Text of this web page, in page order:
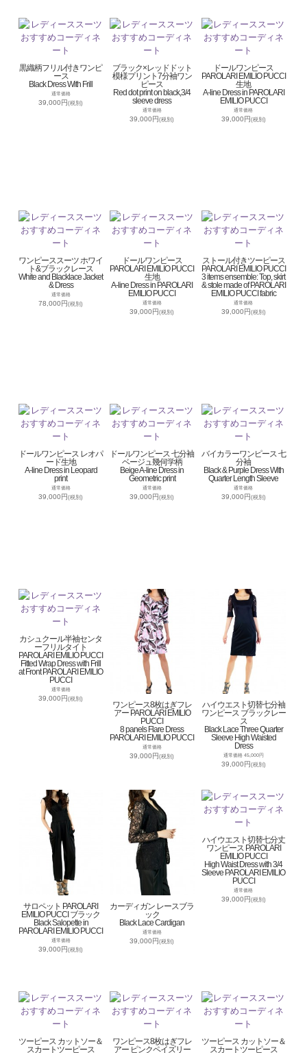
黒織柄フリル付きワンピ
ース
Black Dress With Frill
通常価格
39,000円(税別)
ブラック×レッドドット
模様プリント7分袖ワン
ピース
Red dot print on black,3/4
sleeve dress
通常価格
39,000円(税別)
ドールワンピース
PAROLARI EMILIO PUCCI
生地
A-line Dress in PAROLARI
EMILIO PUCCI
通常価格
39,000円(税別)
ワンピーススーツ ホワイ
ト&ブラックレース
White and Blacklace Jacket
& Dress
通常価格
78,000円(税別)
ドールワンピース
PAROLARI EMILIO PUCCI
生地
A-line Dress in PAROLARI
EMILIO PUCCI
通常価格
39,000円(税別)
ストール付きツーピース
PAROLARI EMILIO PUCCI
3 items ensemble: Top, skirt
& stole made of PAROLARI
EMILIO PUCCI fabric
通常価格
39,000円(税別)
ドールワンピース レオパ
ード生地
A-line Dress in Leopard
print
通常価格
39,000円(税別)
ドールワンピース 七分袖
ベージュ幾何学柄
Beige A-line Dress in
Geometric print
通常価格
39,000円(税別)
バイカラーワンピース 七
分袖
Black & Purple Dress With
Quarter Length Sleeve
通常価格
39,000円(税別)
カシュクール半袖センタ
ーフリルタイト
PAROLARI EMILIO PUCCI
Fitted Wrap Dress with Frill
at Front PAROLARI EMILIO
PUCCI
通常価格
39,000円(税別)
ワンピース8枚はぎフレ
アー PAROLARI EMILIO
PUCCI
8 panels Flare Dress
PAROLARI EMILIO PUCCI
通常価格
39,000円(税別)
ハイウエスト切替七分袖
ワンピース ブラックレー
ス
Black Lace Three Quarter
Sleeve High Waisted
Dress
通常価格 45,000円
39,000円 (税別)
サロペット PAROLARI
EMILIO PUCCI ブラック
Black Salopette in
PAROLARI EMILIO PUCCI
通常価格
39,000円(税別)
カーディガン レースブラ
ック
Black Lace Cardigan
通常価格
39,000円(税別)
ハイウエスト切替七分丈
ワンピース PAROLARI
EMILIO PUCCI
High Waist Dress with 3/4
Sleeve PAROLARI EMILIO
PUCCI
通常価格
39,000円 (税別)
ツーピース カットソー＆
スカートツーピース
ワンピース8枚はぎフレ
アー ピンクペイズリー
ツーピース カットソー＆
スカートツーピース